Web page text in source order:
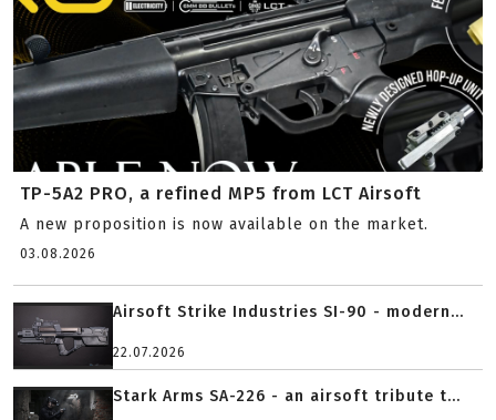
TP-5A2 PRO, a refined MP5 from LCT Airsoft
A new proposition is now available on the market.
03.08.2026
Airsoft Strike Industries SI-90 - modern...
22.07.2026
Stark Arms SA-226 - an airsoft tribute t...